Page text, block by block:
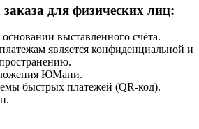
для физических лиц:
основании выставленного счёта.
является конфиденциальной и
ЮМани.
быстрых платежей (QR-код).